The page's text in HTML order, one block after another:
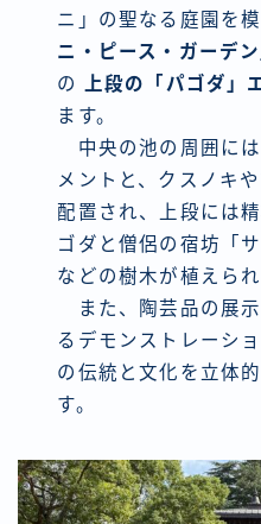
ニ」の聖なる庭園を
ニ・ピース・ガーデン
の 上段の「パゴダ」
ます。
中央の池の周囲に
メントと、クスノキ
配置され、上段には
ゴダと僧侶の宿坊「
などの樹木が植えられ
また、陶芸品の展
るデモンストレーシ
の伝統と文化を立体
す。